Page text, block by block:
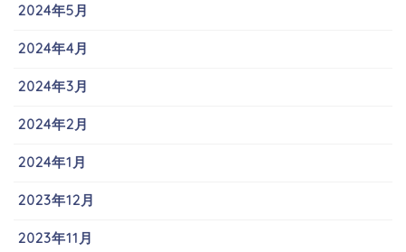
2024年5月
2024年4月
2024年3月
2024年2月
2024年1月
2023年12月
2023年11月